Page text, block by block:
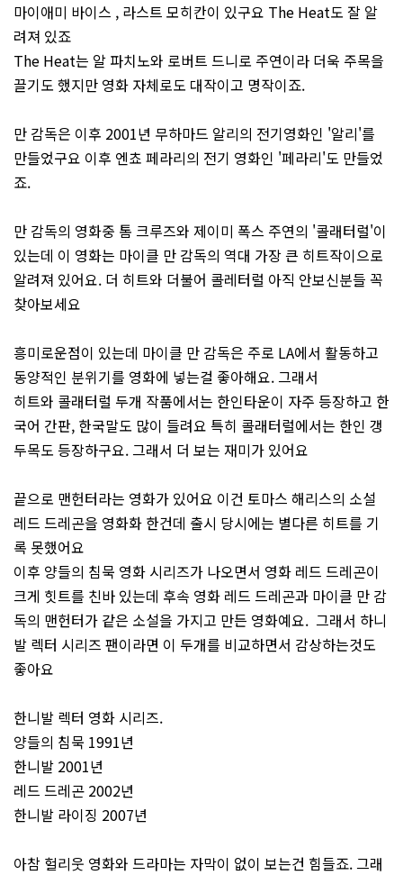
마이애미 바이스 , 라스트 모히칸이 있구요 The Heat도 잘 알
려져 있죠
The Heat는 알 파치노와 로버트 드니로 주연이라 더욱 주목을
끌기도 했지만 영화 자체로도 대작이고 명작이죠.
만 감독은 이후 2001년 무하마드 알리의 전기영화인 '알리'를
만들었구요 이후 엔쵸 페라리의 전기 영화인 '페라리'도 만들었
죠.
만 감독의 영화중 톰 크루즈와 제이미 폭스 주연의 '콜래터럴'이
있는데 이 영화는 마이클 만 감독의 역대 가장 큰 히트작이으로
알려져 있어요. 더 히트와 더불어 콜레터럴 아직 안보신분들 꼭
찾아보세요
흥미로운점이 있는데 마이클 만 감독은 주로 LA에서 활동하고
동양적인 분위기를 영화에 넣는걸 좋아해요. 그래서
히트와 콜래터럴 두개 작품에서는 한인타운이 자주 등장하고 한
국어 간판, 한국말도 많이 들려요 특히 콜래터럴에서는 한인 갱
두목도 등장하구요. 그래서 더 보는 재미가 있어요
끝으로 맨헌터라는 영화가 있어요 이건 토마스 해리스의 소설
레드 드레곤을 영화화 한건데 출시 당시에는 별다른 히트를 기
록 못했어요
이후 양들의 침묵 영화 시리즈가 나오면서 영화 레드 드레곤이
크게 힛트를 친바 있는데 후속 영화 레드 드레곤과 마이클 만 감
독의 맨헌터가 같은 소설을 가지고 만든 영화예요. 그래서 하니
발 렉터 시리즈 팬이라면 이 두개를 비교하면서 감상하는것도
좋아요
한니발 렉터 영화 시리즈.
양들의 침묵 1991년
한니발 2001년
레드 드레곤 2002년
한니발 라이징 2007년
아참 헐리웃 영화와 드라마는 자막이 없이 보는건 힘들죠. 그래